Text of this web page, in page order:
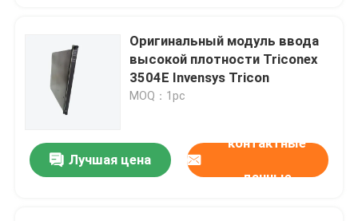
Модули Бекхоффа
Модуль Бахмана
Части ПЛК автоматизации
Оригинальный модуль ввода
высокой плотности Triconex
3504E Invensys Tricon
MOQ：1pc
Лучшая цена
контактные
данные